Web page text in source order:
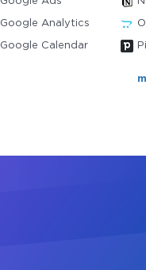
Google Analytics
Google Calendar